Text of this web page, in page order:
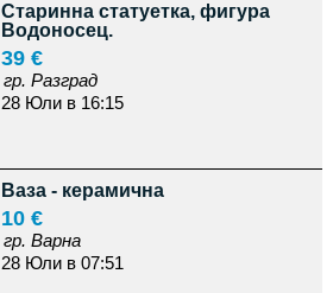
Старинна статуетка, фигура
Водоносец.
39 €
гр. Разград
28 Юли в 16:15
Ваза - керамична
10 €
гр. Варна
28 Юли в 07:51